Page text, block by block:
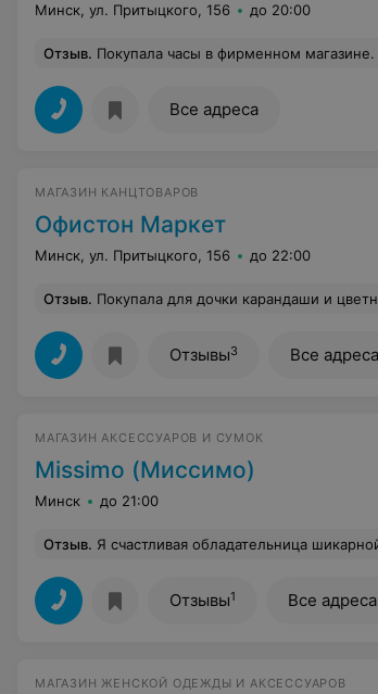
Минск, ул. Притыцкого, 156 до 20:00
Отзыв. Покупала часы в фирменном магазине. Продавцы вежливые, помогли подобрать модель под мой стиль. Взяла с
Все адреса
МАГАЗИН КАНЦТОВАРОВ
Офистон Маркет
Минск, ул. Притыцкого, 156 до 22:00
Отзыв. Покупала для дочки карандаши и цветные ручки для кружка рисования. Не смогла остановиться)))) набрала и себе полную корзину всяких
Отзывы3 Все адреса
МАГАЗИН АКСЕССУАРОВ И СУМОК
Missimo (Миссимо)
Минск до 21:00
Отзыв. Я счастливая обладательница шикарной
Отзывы1 Все адреса
МАГАЗИН ЖЕНСКОЙ ОДЕЖДЫ И АКСЕССУАРОВ